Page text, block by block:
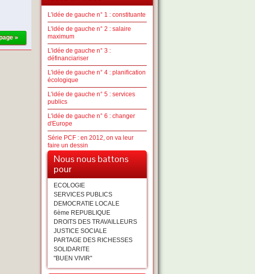
»
L'idée de gauche n° 1 : constituante
L'idée de gauche n° 2 : salaire
maximum
L'idée de gauche n° 3 :
définanciariser
L'idée de gauche n° 4 : planification
écologique
L'idée de gauche n° 5 : services
publics
L'idée de gauche n° 6 : changer
d'Europe
Série PCF : en 2012, on va leur
faire un dessin
Nous nous battons
pour
ECOLOGIE
SERVICES PUBLICS
DEMOCRATIE LOCALE
6ème REPUBLIQUE
DROITS DES TRAVAILLEURS
JUSTICE SOCIALE
PARTAGE DES RICHESSES
SOLIDARITE
"BUEN VIVIR"